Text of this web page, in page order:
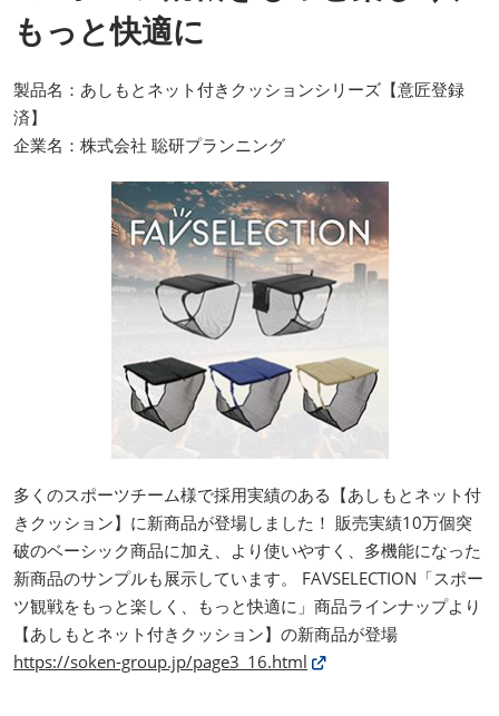
もっと快適に
製品名：あしもとネット付きクッションシリーズ【意匠登録
済】
企業名：株式会社 聡研プランニング
多くのスポーツチーム様で採用実績のある【あしもとネット付
きクッション】に新商品が登場しました！ 販売実績10万個突
破のベーシック商品に加え、より使いやすく、多機能になった
新商品のサンプルも展示しています。 FAVSELECTION「スポー
ツ観戦をもっと楽しく、もっと快適に」商品ラインナップより
【あしもとネット付きクッション】の新商品が登場
https://soken-group.jp/page3_16.html